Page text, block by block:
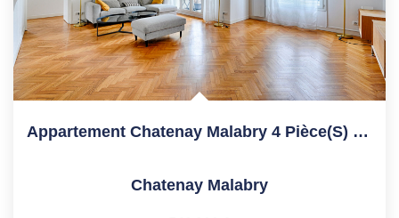
Appartement Chatenay Malabry 4 Pièce(s) 89.41 M2
Chatenay Malabry